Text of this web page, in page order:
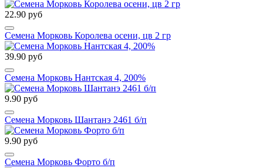
22.90 руб
Семена Морковь Королева осени, цв 2 гр
39.90 руб
Семена Морковь Нантская 4, 200%
9.90 руб
Семена Морковь Шантанэ 2461 б/п
9.90 руб
Семена Морковь Форто б/п